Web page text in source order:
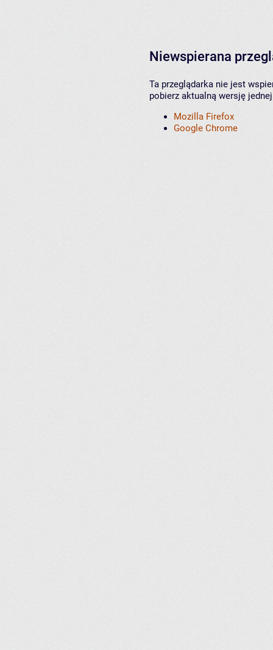
Niewspierana
Ta przeglądarka nie jest
pobierz aktualną wersję
Mozilla Firefox
Google Chrome